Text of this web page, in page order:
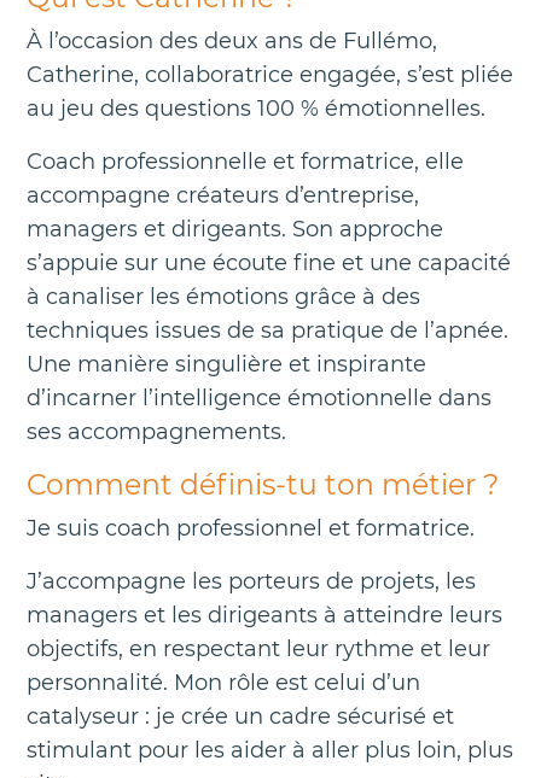
À l’occasion des deux ans de Fullémo,
Catherine, collaboratrice engagée, s’est pliée
au jeu des questions 100 % émotionnelles.
Coach professionnelle et formatrice, elle
accompagne créateurs d’entreprise,
managers et dirigeants. Son approche
s’appuie sur une écoute fine et une capacité
à canaliser les émotions grâce à des
techniques issues de sa pratique de l’apnée.
Une manière singulière et inspirante
d’incarner l’intelligence émotionnelle dans
ses accompagnements.
Comment définis-tu ton métier ?
Je suis coach professionnel et formatrice.
J’accompagne les porteurs de projets, les
managers et les dirigeants à atteindre leurs
objectifs, en respectant leur rythme et leur
personnalité. Mon rôle est celui d’un
catalyseur : je crée un cadre sécurisé et
stimulant pour les aider à aller plus loin, plus